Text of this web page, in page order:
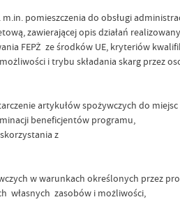
pomieszczenia do obsługi
zawierającej opis działań
FEPŻ ze środków UE, kryteriów
i trybu składania skarg przez
artykułów spożywczych do
beneficjentów programu,
z
w warunkach określonych przez
zasobów i możliwości,